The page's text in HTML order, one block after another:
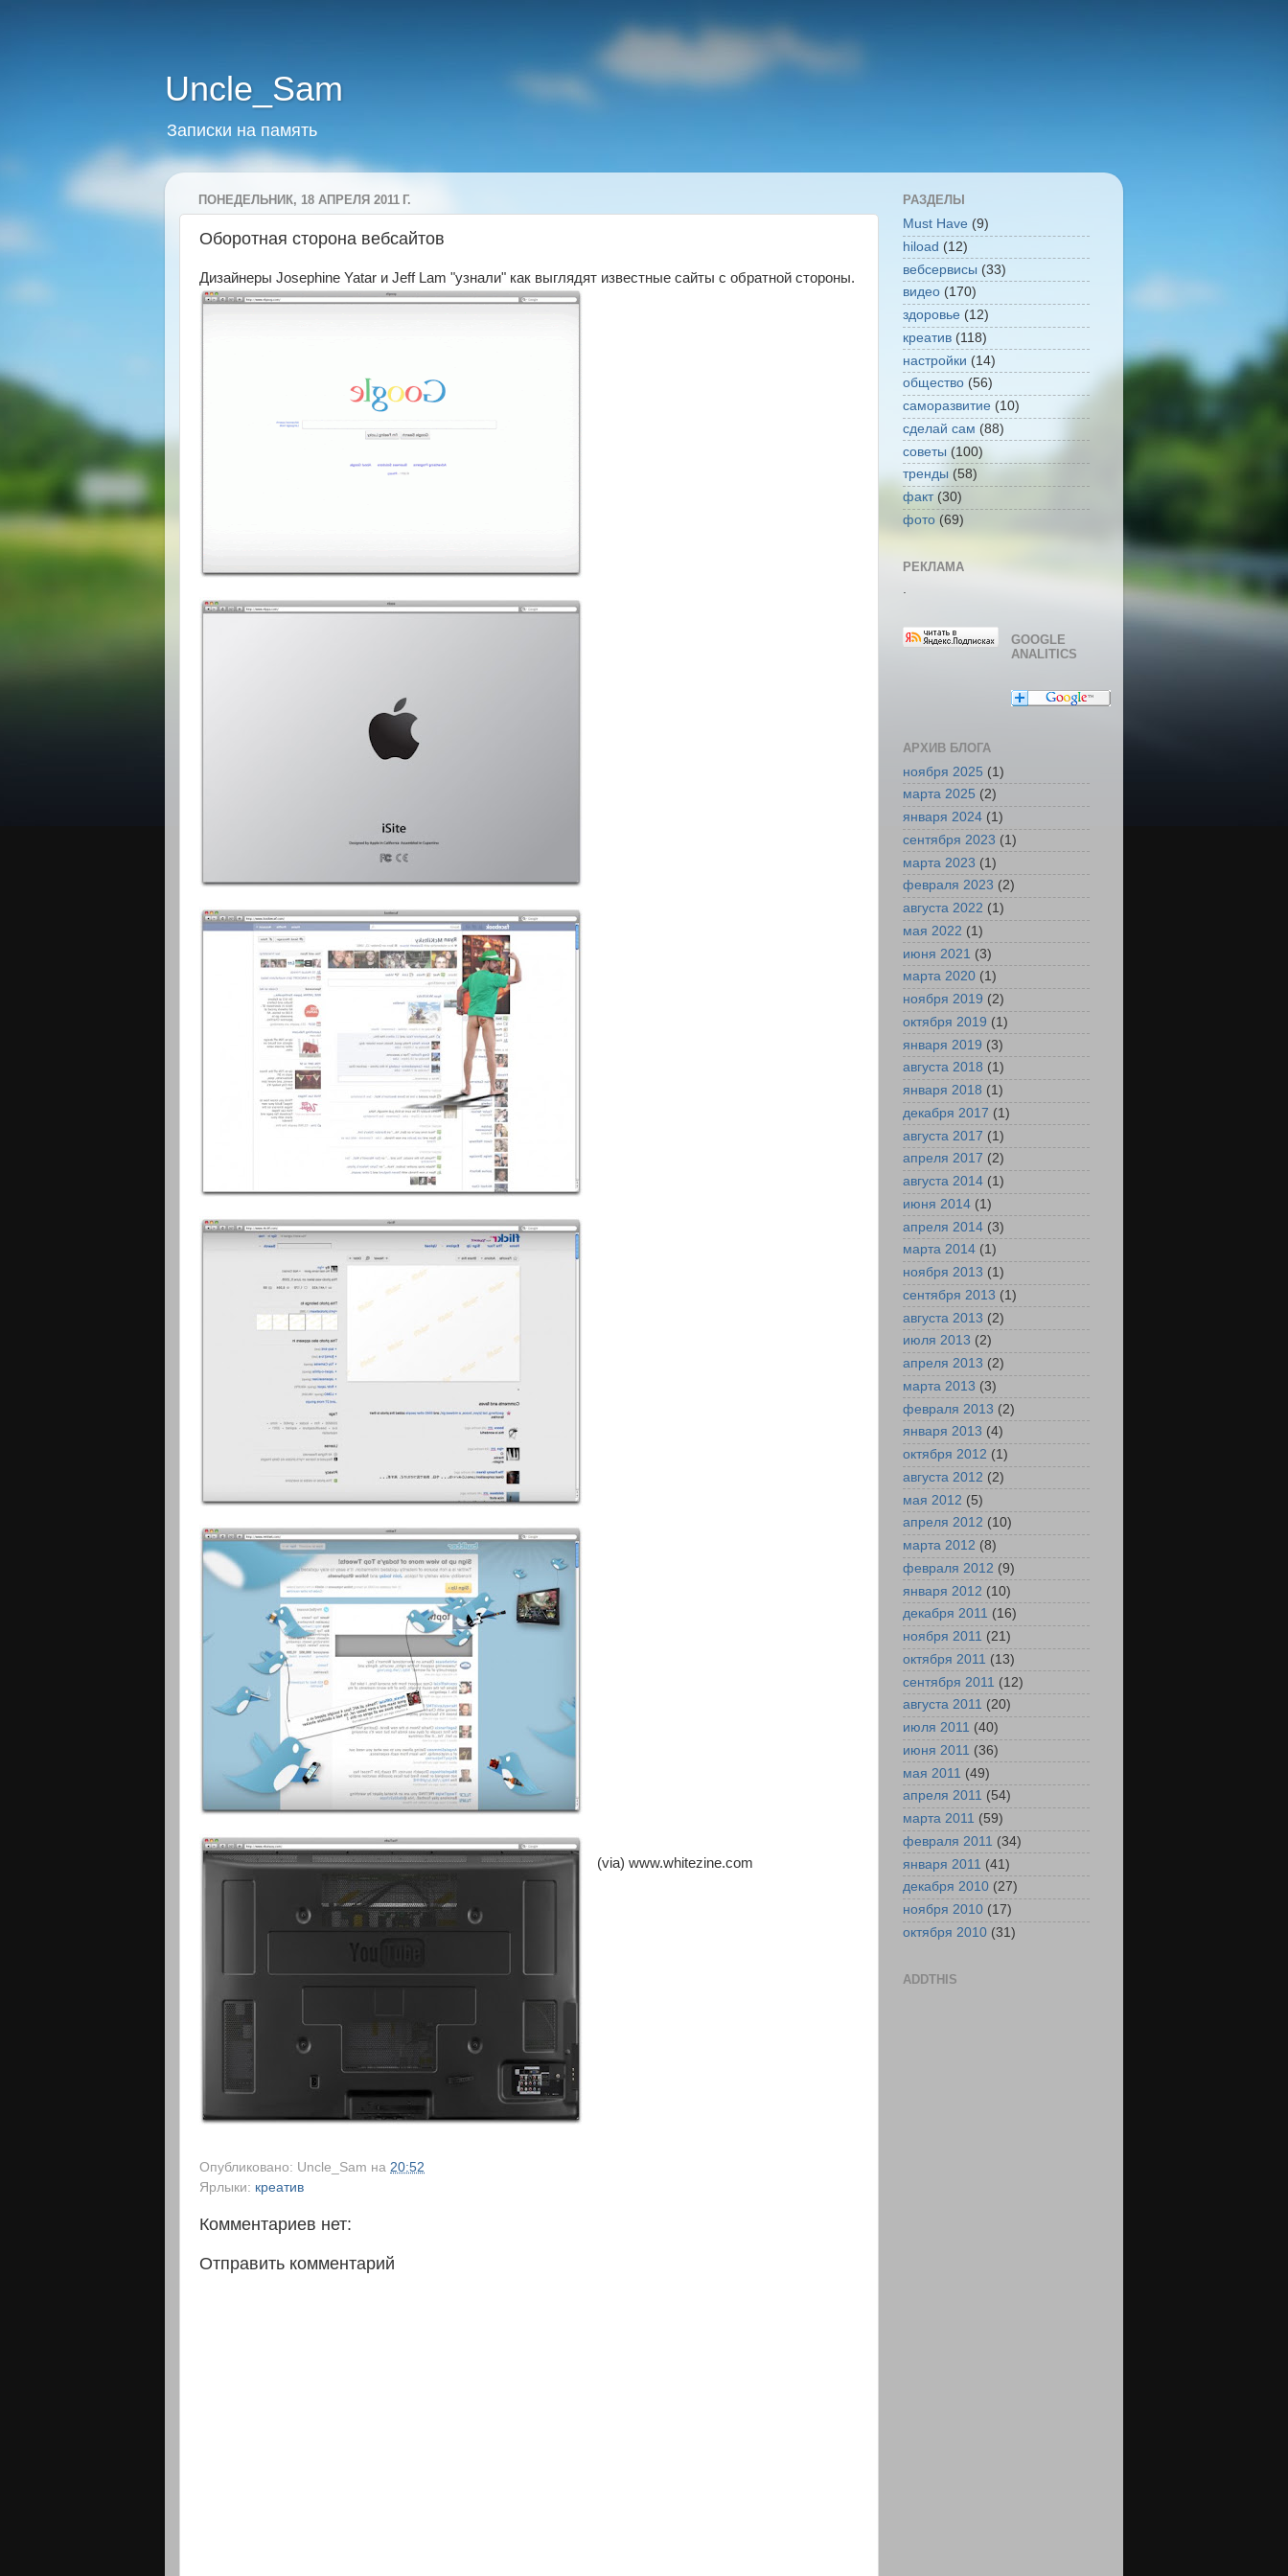
Uncle_Sam
Записки на память
ПОНЕДЕЛЬНИК, 18 АПРЕЛЯ 2011 Г.
Оборотная сторона вебсайтов
Дизайнеры Josephine Yatar и Jeff Lam "узнали" как выглядят известные сайты с обратной стороны.
(via) www.whitezine.com
Опубликовано: Uncle_Sam на 20:52
Ярлыки: креатив
Комментариев нет:
Отправить комментарий
РАЗДЕЛЫ
Must Have (9)
hiload (12)
вебсервисы (33)
видео (170)
здоровье (12)
креатив (118)
настройки (14)
общество (56)
саморазвитие (10)
сделай сам (88)
советы (100)
тренды (58)
факт (30)
фото (69)
РЕКЛАМА
GOOGLE
ANALITICS
АРХИВ БЛОГА
ноября 2025 (1)
марта 2025 (2)
января 2024 (1)
сентября 2023 (1)
марта 2023 (1)
февраля 2023 (2)
августа 2022 (1)
мая 2022 (1)
июня 2021 (3)
марта 2020 (1)
ноября 2019 (2)
октября 2019 (1)
января 2019 (3)
августа 2018 (1)
января 2018 (1)
декабря 2017 (1)
августа 2017 (1)
апреля 2017 (2)
августа 2014 (1)
июня 2014 (1)
апреля 2014 (3)
марта 2014 (1)
ноября 2013 (1)
сентября 2013 (1)
августа 2013 (2)
июля 2013 (2)
апреля 2013 (2)
марта 2013 (3)
февраля 2013 (2)
января 2013 (4)
октября 2012 (1)
августа 2012 (2)
мая 2012 (5)
апреля 2012 (10)
марта 2012 (8)
февраля 2012 (9)
января 2012 (10)
декабря 2011 (16)
ноября 2011 (21)
октября 2011 (13)
сентября 2011 (12)
августа 2011 (20)
июля 2011 (40)
июня 2011 (36)
мая 2011 (49)
апреля 2011 (54)
марта 2011 (59)
февраля 2011 (34)
января 2011 (41)
декабря 2010 (27)
ноября 2010 (17)
октября 2010 (31)
ADDTHIS